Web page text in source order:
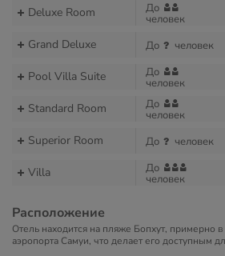
Deluxe Room До
человек
Grand Deluxe До человек
Pool Villa Suite До
человек
Standard Room До
человек
Superior Room До человек
Villa До
человек
Расположение
Отель находится на пляже Бопхут, примерно
аэропорта Самуи, что делает его доступным